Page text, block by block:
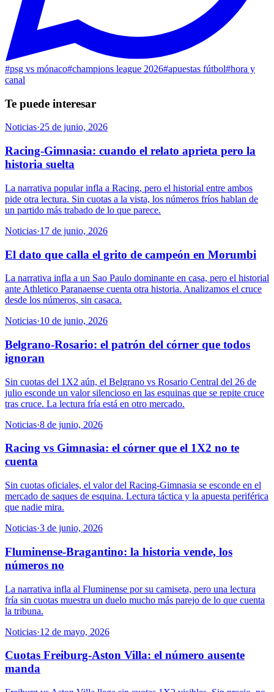
#psg vs mónaco#champions league 2026#apuestas fútbol#hora y
canal
Te puede interesar
Noticias·25 de junio, 2026
Racing-Gimnasia: cuando el relato aprieta pero la
historia suelta
La narrativa popular infla a Racing, pero el historial entre ambos
pide otra lectura. Sin cuotas a la vista, los números fríos hablan de
un partido más trabado de lo que parece.
Noticias·17 de junio, 2026
El dato que calla el grito de campeón en Morumbi
La narrativa infla a un Sao Paulo dominante en casa, pero el historial
ante Athletico Paranaense cuenta otra historia. Analizamos el cruce
desde los números, sin casaca.
Noticias·10 de junio, 2026
Belgrano-Rosario: el patrón del córner que todos
ignoran
Sin cuotas del 1X2 aún, el Belgrano vs Rosario Central del 26 de
julio esconde un valor silencioso en las esquinas que se repite cruce
tras cruce. La lectura fría está en otro mercado.
Noticias·8 de junio, 2026
Racing vs Gimnasia: el córner que el 1X2 no te
cuenta
Sin cuotas oficiales, el valor del Racing-Gimnasia se esconde en el
mercado de saques de esquina. Lectura táctica y la apuesta periférica
que nadie mira.
Noticias·3 de junio, 2026
Fluminense-Bragantino: la historia vende, los
números no
La narrativa infla al Fluminense por su camiseta, pero una lectura
fría sin cuotas muestra un duelo mucho más parejo de lo que cuenta
la tribuna.
Noticias·12 de mayo, 2026
Cuotas Freiburg-Aston Villa: el número ausente
manda